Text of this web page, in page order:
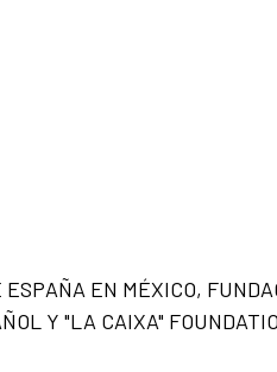
EN MÉXICO,
Y "LA CAIXA"